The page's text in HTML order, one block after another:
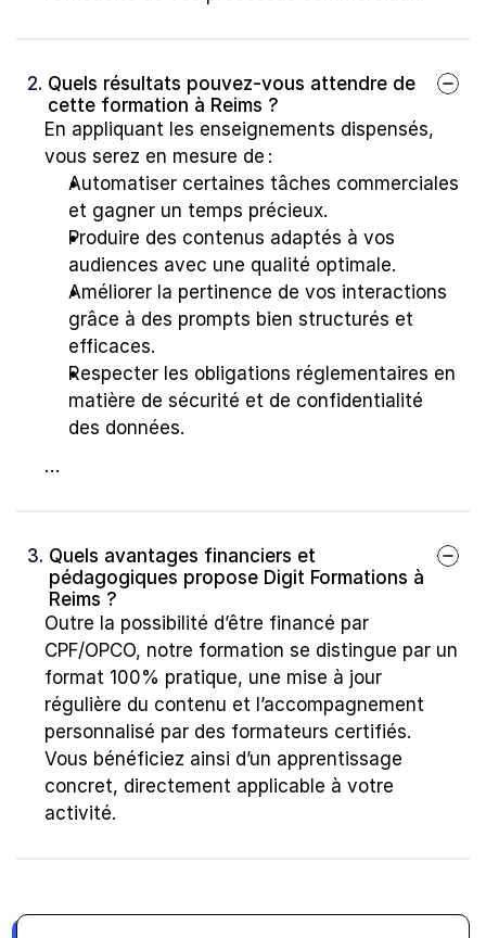
2. Quels résultats pouvez-vous attendre de
cette formation à Reims ?
En appliquant les enseignements dispensés,
vous serez en mesure de :
Automatiser certaines tâches commerciales
et gagner un temps précieux.
Produire des contenus adaptés à vos
audiences avec une qualité optimale.
Améliorer la pertinence de vos interactions
grâce à des prompts bien structurés et
efficaces.
Respecter les obligations réglementaires en
matière de sécurité et de confidentialité
des données.
…
3. Quels avantages financiers et
pédagogiques propose Digit Formations à
Reims ?
Outre la possibilité d’être financé par
CPF/OPCO, notre formation se distingue par un
format 100% pratique, une mise à jour
régulière du contenu et l’accompagnement
personnalisé par des formateurs certifiés.
Vous bénéficiez ainsi d’un apprentissage
concret, directement applicable à votre
activité.